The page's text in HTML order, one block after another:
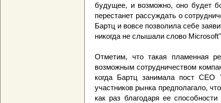
будущее, и возможно, оно будет
перестанет рассуждать о
Бартц и вовсе позволила себе
никогда не слышали слово
Отметим, что такая пламенная
возможным сотрудничеством
когда Бартц занимала пост CEO
участников рынка предполагало,
как раз благодаря ее